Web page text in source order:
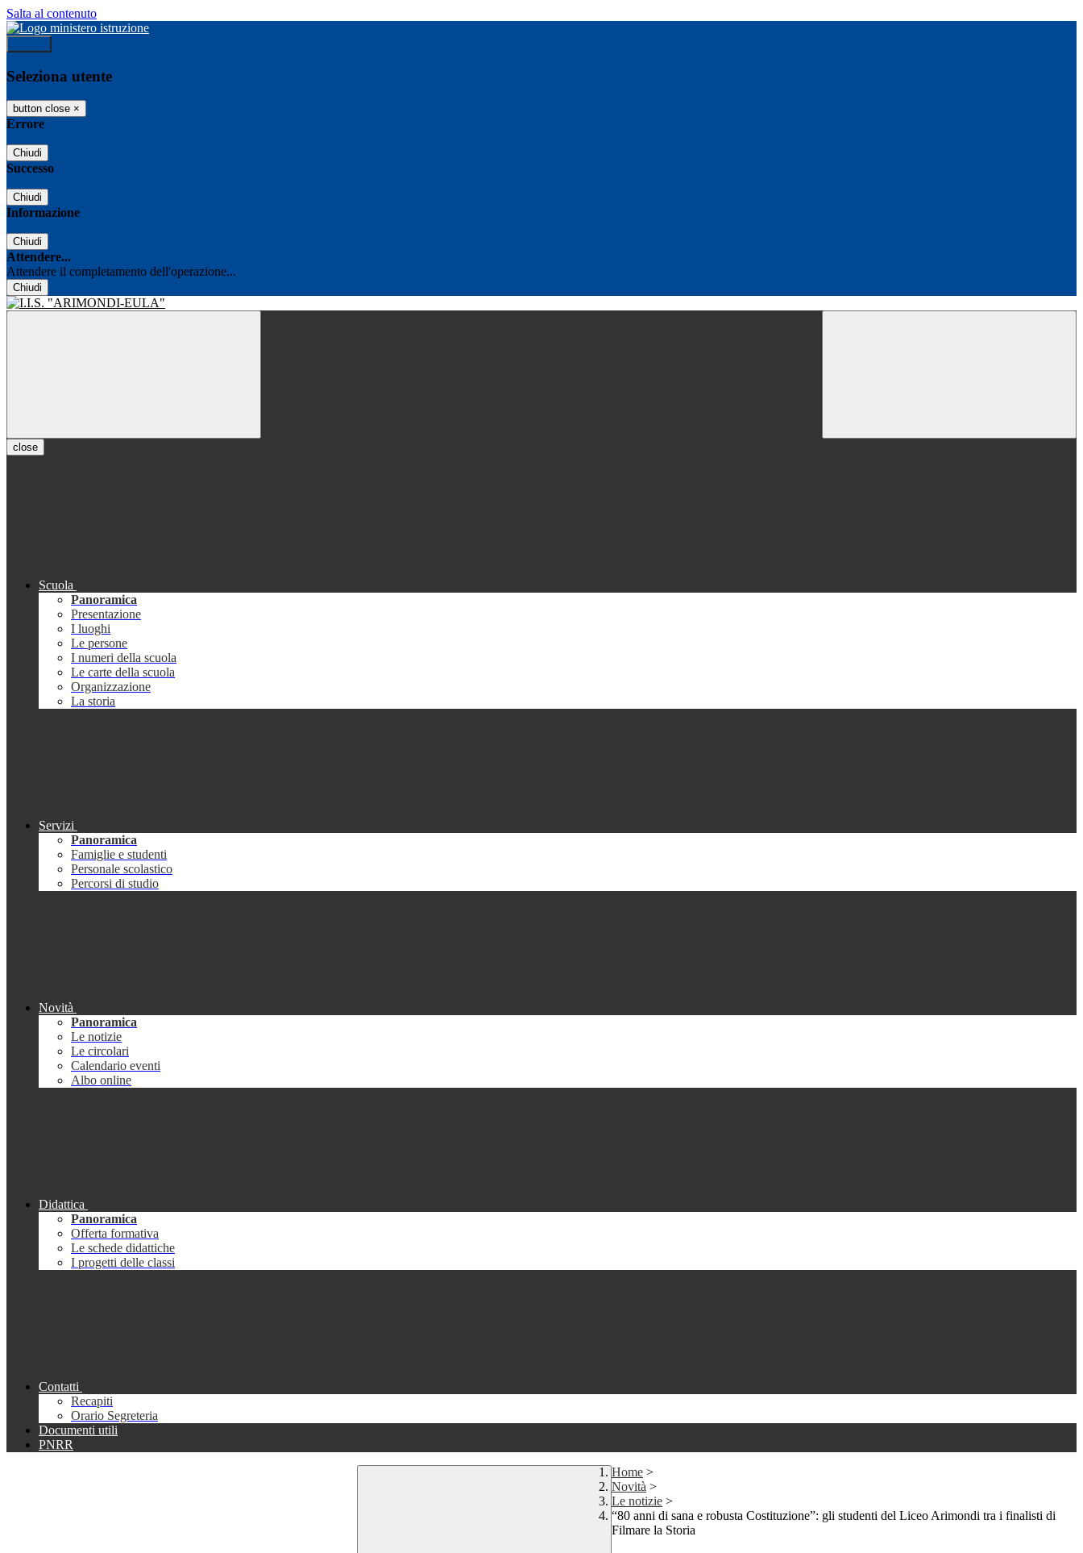
Salta al contenuto
Seleziona utente
button close ×
Errore
Chiudi
Successo
Chiudi
Informazione
Chiudi
Attendere...
Attendere il completamento dell'operazione...
Chiudi
close
Scuola
Panoramica
Presentazione
I luoghi
Le persone
I numeri della scuola
Le carte della scuola
Organizzazione
La storia
Servizi
Panoramica
Famiglie e studenti
Personale scolastico
Percorsi di studio
Novità
Panoramica
Le notizie
Le circolari
Calendario eventi
Albo online
Didattica
Panoramica
Offerta formativa
Le schede didattiche
I progetti delle classi
Contatti
Recapiti
Orario Segreteria
Documenti utili
PNRR
Home >
Novità >
Le notizie >
“80 anni di sana e robusta Costituzione”: gli studenti del Liceo Arimondi tra i finalisti di
Filmare la Storia